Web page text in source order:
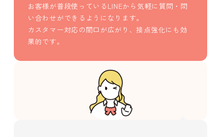
お客様が普段使っているLINEから気軽に質問・問
い合わせができるようになります。
カスタマー対応の間口が広がり、接点強化にも効
果的です。